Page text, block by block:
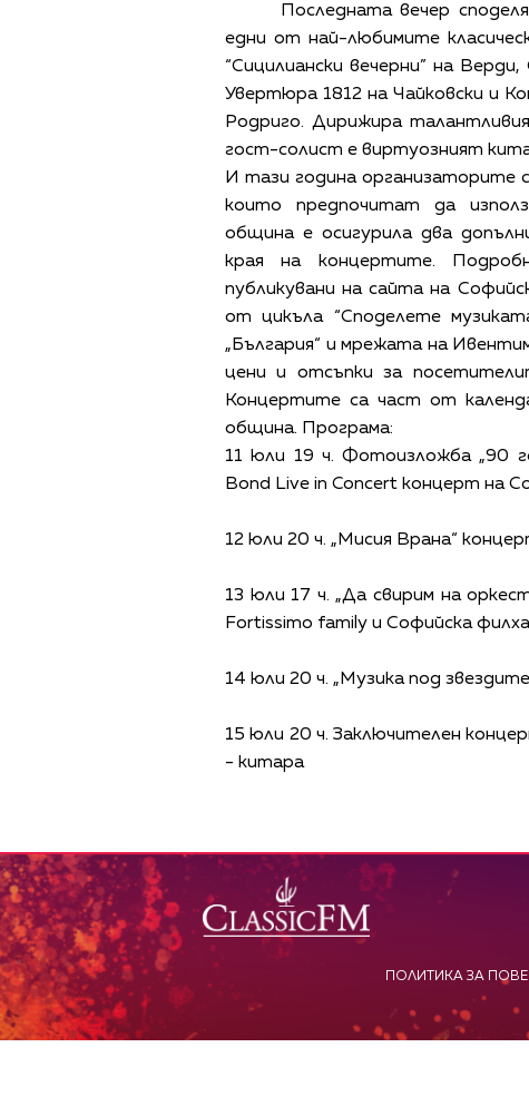
Последната вечер
едни от най-любимите
“Сицилиански вечерни” на
Увертюра 1812 на Чайковски и
Родриго. Дирижира
гост-солист е виртуозният
И тази година организаторите
които предпочитат да
община е осигурила два
края на концертите.
публикувани на сайта на
от цикъла “Споделете
„България“ и мрежата на
цени и отсъпки за
Концертите са част от
община. Програма:
11 юли 19 ч. Фотоизложба „90
Bond Live in Concert концерт на
12 юли 20 ч. „Мисия Врана“
13 юли 17 ч. „Да свирим на
Fortissimo family и Софийска
14 юли 20 ч. „Музика под
15 юли 20 ч. Заключителен
- китара
ПОЛИТИКА ЗА